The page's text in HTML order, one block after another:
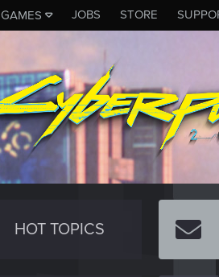
GAMES JOBS STORE
HOT TOPICS